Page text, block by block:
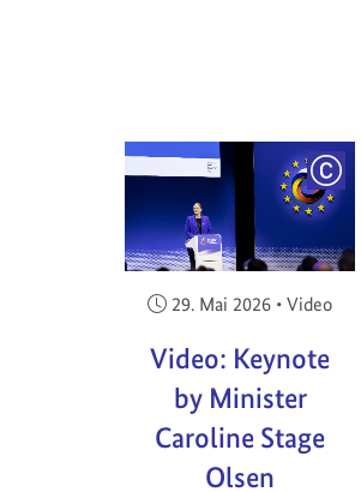
Veröffentlicht am:
29. Mai 2026 • Video
Video: Keynote
by Minister
Caroline Stage
Olsen